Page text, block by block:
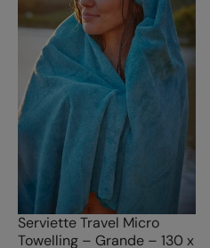
Serviette Travel Micro
Towelling – Grande – 130 x